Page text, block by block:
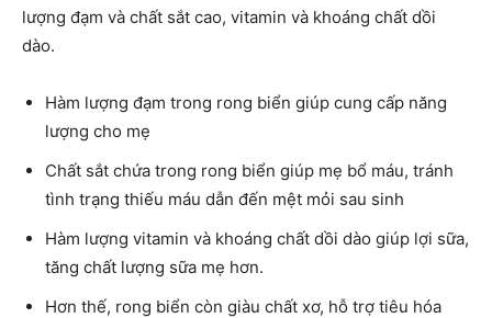
lượng đạm và chất sắt cao, vitamin và khoáng chất dồi
dào.
Hàm lượng đạm trong rong biển giúp cung cấp năng
lượng cho mẹ
Chất sắt chứa trong rong biển giúp mẹ bổ máu, tránh
tình trạng thiếu máu dẫn đến mệt mỏi sau sinh
Hàm lượng vitamin và khoáng chất dồi dào giúp lợi sữa,
tăng chất lượng sữa mẹ hơn.
Hơn thế, rong biển còn giàu chất xơ, hỗ trợ tiêu hóa